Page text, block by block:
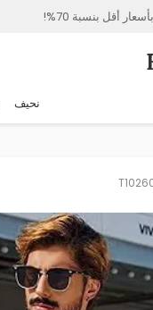
أقل بنسبة 70%!
نحيف